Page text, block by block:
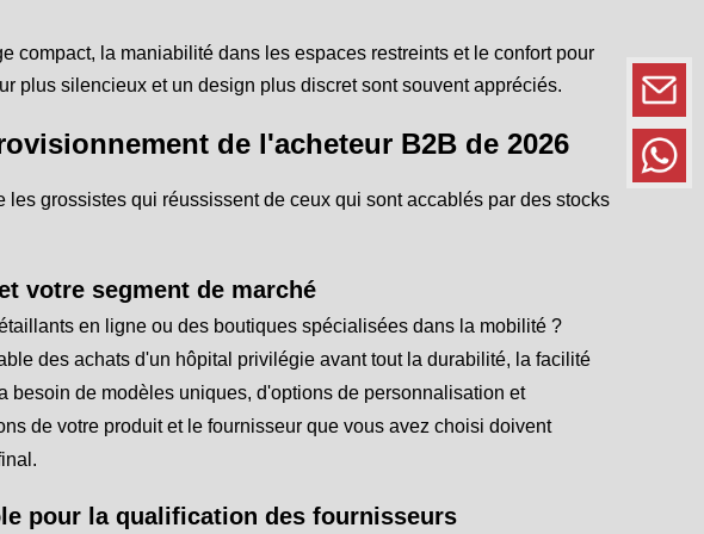
compact, la maniabilité dans les espaces restreints et le confort pour
plus silencieux et un design plus discret sont souvent appréciés.
de l'acheteur B2B de 2026
grossistes qui réussissent de ceux qui sont accablés par des stocks
votre segment de marché
en ligne ou des boutiques spécialisées dans la mobilité ?
des achats d'un hôpital privilégie avant tout la durabilité, la facilité
de modèles uniques, d'options de personnalisation et
de votre produit et le fournisseur que vous avez choisi doivent
pour la qualification des fournisseurs